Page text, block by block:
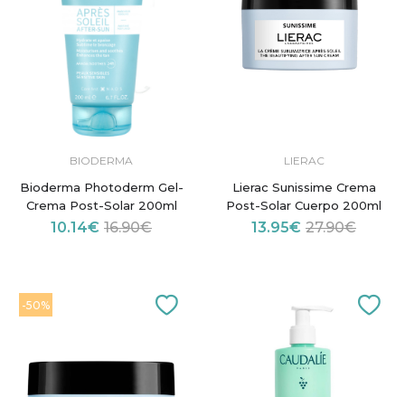
BIODERMA
Bioderma Photoderm Gel-
Crema Post-Solar 200ml
10.14€ 16.90€
LIERAC
Lierac Sunissime Crema
Post-Solar Cuerpo 200ml
13.95€ 27.90€
-50%